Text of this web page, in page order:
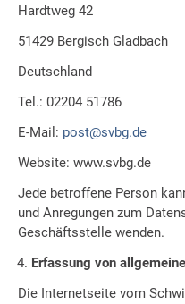
Hardtweg 42
51429 Bergisch Gladbach
Deutschland
Tel.: 02204 51786
E-Mail: post@svbg.de
Website: www.svbg.de
Jede betroffene Person
und Anregungen zum
Geschäftsstelle wenden.
Erfassung von
Die Internetseite vom